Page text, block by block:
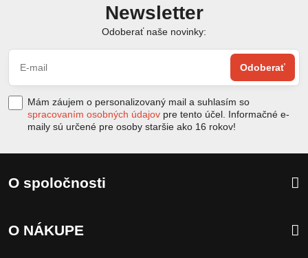
Newsletter
Odoberať naše novinky:
Odoberať
Mám záujem o personalizovaný mail a suhlasím so
spracovaním osobných údajov pre tento účel. Informačné e-
maily sú určené pre osoby staršie ako 16 rokov!
O spoločnosti
O NÁKUPE